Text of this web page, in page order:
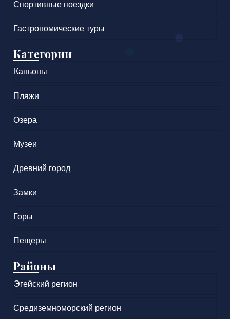
Спортивные поездки
Гастрономические туры
Категории
Каньоны
Пляжи
Озера
Музеи
Древний город
Замки
Горы
Пещеры
Районы
Эгейский регион
Средиземноморский регион